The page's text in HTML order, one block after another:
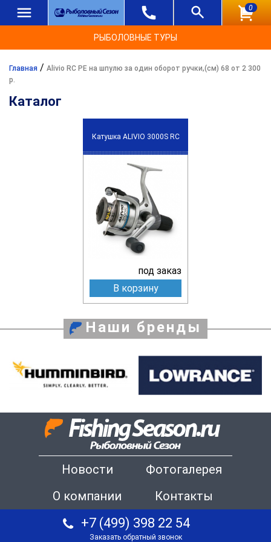
0
РЫБОЛОВНЫЕ ТУРЫ
Главная / Alivio RC PE на шпулю за один оборот ручки,(см) 68 от 2 300
р.
Каталог
Катушка ALIVIO 3000S RC
под заказ
В корзину
Наши бренды
Новости
Фотогалерея
О компании
Контакты
+7 (499) 398 22 54
Заказать обратный звонок